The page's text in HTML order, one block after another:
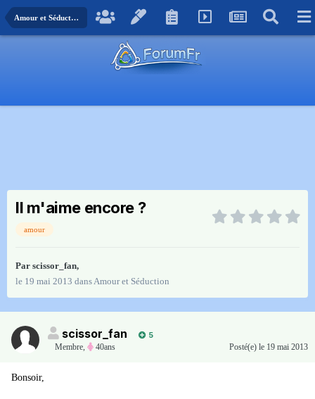
Amour et Séduction
II m'aime encore ?
amour
Par scissor_fan,
le 19 mai 2013 dansAmour et Séduction
scissor_fan
5
Membre, 40ans Posté(e) le 19 mai 2013
Bonsoir,